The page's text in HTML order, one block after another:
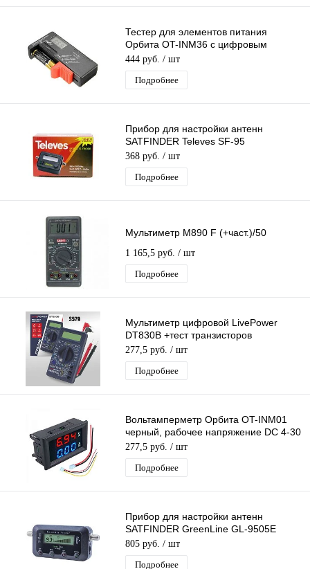
Тестер для элементов питания
Орбита OT-INM36 с цифровым
дисплеем, Тестер аккумуляторов и
батареек
444 руб. / шт
Подробнее
Прибор для настройки антенн
SATFINDER Televes SF-95
стрелочный измеритель спутникового
сигнала
368 руб. / шт
Подробнее
Мультиметр М890 F (+част.)/50
1 165,5 руб. / шт
Подробнее
Мультиметр цифровой LivePower
DT830B +тест транзисторов
Профессиональный
мультиизмерительный Тестер
277,5 руб. / шт
Подробнее
Вольтамперметр Орбита OT-INM01
черный, рабочее напряжение DC 4-30
В, дисплей
277,5 руб. / шт
Подробнее
Прибор для настройки антенн
SATFINDER GreenLine GL-9505E
цифровой измеритель спутникового
сигнала
805 руб. / шт
Подробнее